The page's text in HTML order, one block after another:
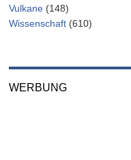
Vulkane (148)
Wissenschaft (610)
WERBUNG